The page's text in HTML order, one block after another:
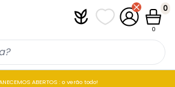
PlantfitAs minhas listas
A minha
0
0
ABERTOS : o verão todo!